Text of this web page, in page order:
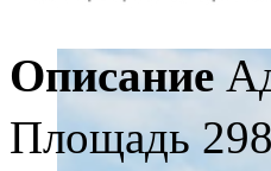
Описание
Площадь